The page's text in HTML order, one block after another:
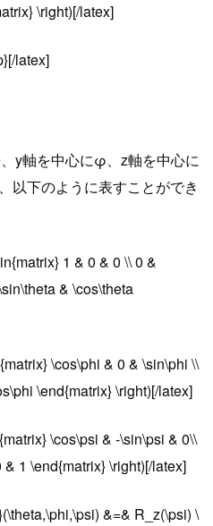
\right)[/latex]
latex]
y軸を中心にφ、z軸を中心に
以下のように表すことができ
1 & 0 & 0 \\ 0 &
& \cos\theta
\cos\phi & 0 & \sin\phi \\
\end{matrix} \right)[/latex]
\cos\psi & -\sin\psi & 0\\
1 \end{matrix} \right)[/latex]
&=& R_z(\psi) \